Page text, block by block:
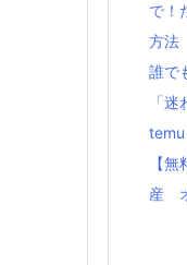
で！
方法
誰で
「
【
産